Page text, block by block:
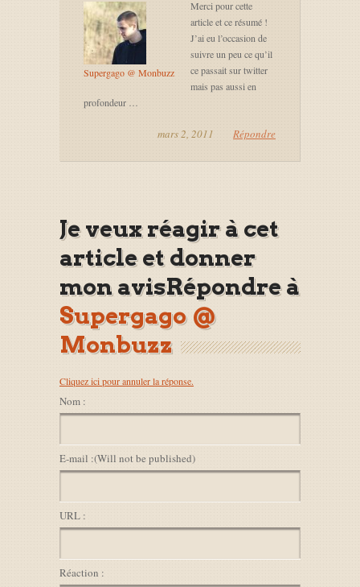
Supergago @ Monbuzz
Merci pour cette
article et ce résumé !
J’ai eu l’occasion de
suivre un peu ce qu’il
ce passait sur twitter
mais pas aussi en
profondeur …
mars 2, 2011 Répondre
Je veux réagir à cet
article et donner
mon avisRépondre à
Supergago @
Monbuzz
Cliquez ici pour annuler la réponse.
Nom :
E-mail :(Will not be published)
URL :
Réaction :